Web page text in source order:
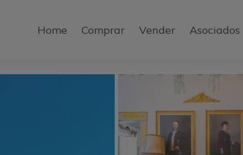
Home Comprar Vender Asociados